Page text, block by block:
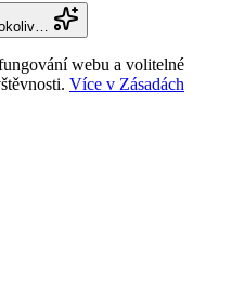
webu a volitelné
Více v Zásadách